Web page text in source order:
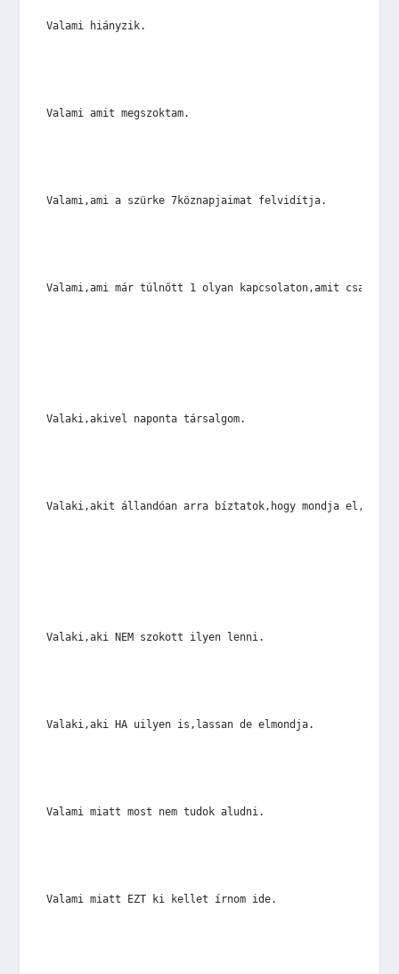
Valami hiányzik.
Valami amit megszoktam.
Valami,ami a szürke 7köznapjaimat felvidítja.
Valami,ami már túlnőtt 1 olyan kapcsolaton,amit csak
Valaki,akivel naponta társalgom.
Valaki,akit állandóan arra bíztatok,hogy mondja el,ha
Valaki,aki NEM szokott ilyen lenni.
Valaki,aki HA uilyen is,lassan de elmondja.
Valami miatt most nem tudok aludni.
Valami miatt EZT ki kellet írnom ide.